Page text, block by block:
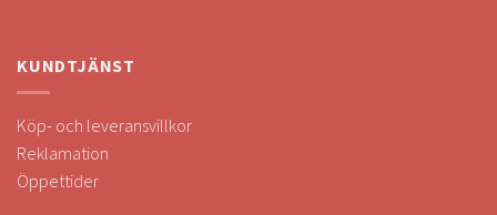
KUNDTJÄNST
Köp- och leveransvillkor
Reklamation
Öppettider